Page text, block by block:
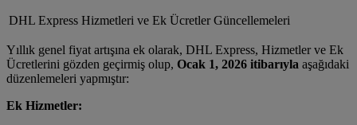
DHL Express Hizmetleri ve Ek Ücretler Güncellemeleri
Yıllık genel fiyat artışına ek olarak, DHL Express, Hizmetler ve Ek
Ücretlerini gözden geçirmiş olup, Ocak 1, 2026 itibarıyla aşağıdaki
düzenlemeleri yapmıştır:
Ek Hizmetler: